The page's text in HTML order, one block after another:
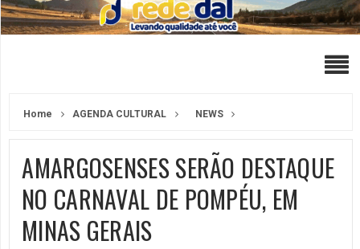
Home AGENDA CULTURAL NEWS
⁠AMARGOSENSES SERÃO DESTAQUE
NO CARNAVAL DE POMPÉU, EM
MINAS GERAIS